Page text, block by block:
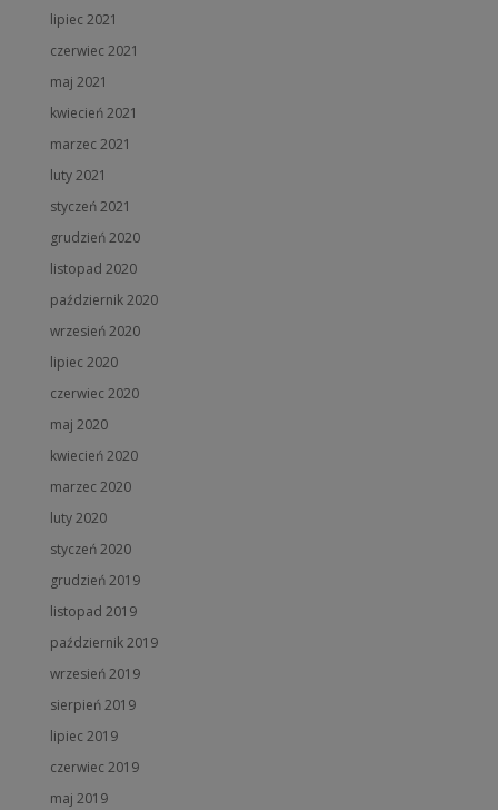
lipiec 2021
czerwiec 2021
maj 2021
kwiecień 2021
marzec 2021
luty 2021
styczeń 2021
grudzień 2020
listopad 2020
październik 2020
wrzesień 2020
lipiec 2020
czerwiec 2020
maj 2020
kwiecień 2020
marzec 2020
luty 2020
styczeń 2020
grudzień 2019
listopad 2019
październik 2019
wrzesień 2019
sierpień 2019
lipiec 2019
czerwiec 2019
maj 2019